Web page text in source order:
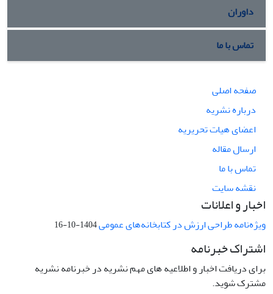
داوران
تماس با ما
صفحه اصلی
درباره نشریه
اعضای هیات تحریریه
ارسال مقاله
تماس با ما
نقشه سایت
اخبار و اعلانات
ویژه‌نامه طراحی ارزش در کتابخانه‌های عمومی1404-10-16
اشتراک خبرنامه
برای دریافت اخبار و اطلاعیه های مهم نشریه در خبرنامه نشریه
مشترک شوید.